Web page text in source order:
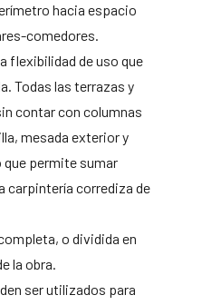
hacia espacio
comedores.
flexibilidad de uso que
Todas las terrazas y
contar con columnas
mesada exterior y
que permite sumar
carpintería corrediza de
o dividida en
la obra.
ser utilizados para